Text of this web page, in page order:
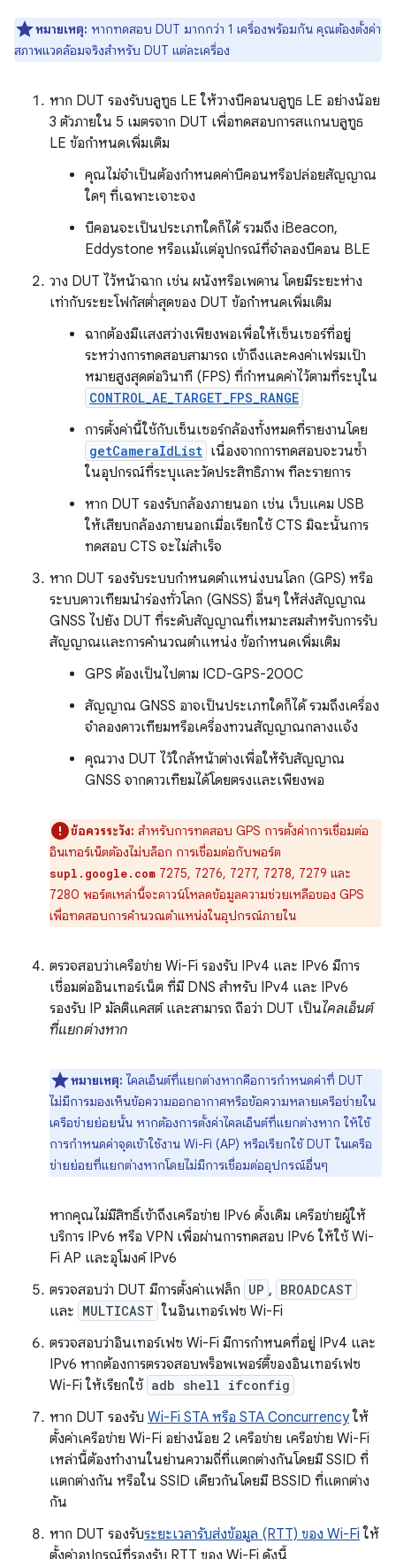
หมายเหตุ: หากทดสอบ DUT มากกว่า 1 เครื่องพร้อมกัน คุณต้องตั้งค่า
สภาพแวดล้อมจริงสำหรับ DUT แต่ละเครื่อง
หาก DUT รองรับบลูทูธ LE ให้วางบีคอนบลูทูธ LE อย่างน้อย
3 ตัวภายใน 5 เมตรจาก DUT เพื่อทดสอบการสแกนบลูทูธ
LE ข้อกำหนดเพิ่มเติม
คุณไม่จำเป็นต้องกำหนดค่าบีคอนหรือปล่อยสัญญาณ
ใดๆ ที่เฉพาะเจาะจง
บีคอนจะเป็นประเภทใดก็ได้ รวมถึง iBeacon,
Eddystone หรือแม้แต่อุปกรณ์ที่จำลองบีคอน BLE
วาง DUT ไว้หน้าฉาก เช่น ผนังหรือเพดาน โดยมีระยะห่าง
เท่ากับระยะโฟกัสต่ำสุดของ DUT ข้อกำหนดเพิ่มเติม
ฉากต้องมีแสงสว่างเพียงพอเพื่อให้เซ็นเซอร์ที่อยู่
ระหว่างการทดสอบสามารถ เข้าถึงและคงค่าเฟรมเป้า
หมายสูงสุดต่อวินาที (FPS) ที่กำหนดค่าไว้ตามที่ระบุใน
CONTROL_AE_TARGET_FPS_RANGE
การตั้งค่านี้ใช้กับเซ็นเซอร์กล้องทั้งหมดที่รายงานโดย
getCameraIdList เนื่องจากการทดสอบจะวนซ้ำ
ในอุปกรณ์ที่ระบุและวัดประสิทธิภาพ ทีละรายการ
หาก DUT รองรับกล้องภายนอก เช่น เว็บแคม USB
ให้เสียบกล้องภายนอกเมื่อเรียกใช้ CTS มิฉะนั้นการ
ทดสอบ CTS จะไม่สำเร็จ
หาก DUT รองรับระบบกำหนดตำแหน่งบนโลก (GPS) หรือ
ระบบดาวเทียมนำร่องทั่วโลก (GNSS) อื่นๆ ให้ส่งสัญญาณ
GNSS ไปยัง DUT ที่ระดับสัญญาณที่เหมาะสมสำหรับการรับ
สัญญาณและการคำนวณตำแหน่ง ข้อกำหนดเพิ่มเติม
GPS ต้องเป็นไปตาม ICD-GPS-200C
สัญญาณ GNSS อาจเป็นประเภทใดก็ได้ รวมถึงเครื่อง
จำลองดาวเทียมหรือเครื่องทวนสัญญาณกลางแจ้ง
คุณวาง DUT ไว้ใกล้หน้าต่างเพื่อให้รับสัญญาณ
GNSS จากดาวเทียมได้โดยตรงและเพียงพอ
ข้อควรระวัง: สำหรับการทดสอบ GPS การตั้งค่าการเชื่อมต่อ
อินเทอร์เน็ตต้องไม่บล็อก การเชื่อมต่อกับพอร์ต
supl.google.com 7275, 7276, 7277, 7278, 7279 และ
7280 พอร์ตเหล่านี้จะดาวน์โหลดข้อมูลความช่วยเหลือของ GPS
เพื่อทดสอบการคำนวณตำแหน่งในอุปกรณ์ภายใน
ตรวจสอบว่าเครือข่าย Wi-Fi รองรับ IPv4 และ IPv6 มีการ
เชื่อมต่ออินเทอร์เน็ต ที่มี DNS สำหรับ IPv4 และ IPv6
รองรับ IP มัลติแคสต์ และสามารถ ถือว่า DUT เป็นไคลเอ็นต์
ที่แยกต่างหาก
หมายเหตุ: ไคลเอ็นต์ที่แยกต่างหากคือการกำหนดค่าที่ DUT
ไม่มีการมองเห็นข้อความออกอากาศหรือข้อความหลายเครือข่ายใน
เครือข่ายย่อยนั้น หากต้องการตั้งค่าไคลเอ็นต์ที่แยกต่างหาก ให้ใช้
การกำหนดค่าจุดเข้าใช้งาน Wi-Fi (AP) หรือเรียกใช้ DUT ในเครือ
ข่ายย่อยที่แยกต่างหากโดยไม่มีการเชื่อมต่ออุปกรณ์อื่นๆ
หากคุณไม่มีสิทธิ์เข้าถึงเครือข่าย IPv6 ดั้งเดิม เครือข่ายผู้ให้
บริการ IPv6 หรือ VPN เพื่อผ่านการทดสอบ IPv6 ให้ใช้ Wi-
Fi AP และอุโมงค์ IPv6
ตรวจสอบว่า DUT มีการตั้งค่าแฟล็ก UP , BROADCAST
และ MULTICAST ในอินเทอร์เฟซ Wi-Fi
ตรวจสอบว่าอินเทอร์เฟซ Wi-Fi มีการกำหนดที่อยู่ IPv4 และ
IPv6 หากต้องการตรวจสอบพร็อพเพอร์ตี้ของอินเทอร์เฟซ
Wi-Fi ให้เรียกใช้ adb shell ifconfig
หาก DUT รองรับ Wi-Fi STA หรือ STA Concurrencyให้
ตั้งค่าเครือข่าย Wi-Fi อย่างน้อย 2 เครือข่าย เครือข่าย Wi-Fi
เหล่านี้ต้องทำงานในย่านความถี่ที่แตกต่างกันโดยมี SSID ที่
แตกต่างกัน หรือใน SSID เดียวกันโดยมี BSSID ที่แตกต่าง
กัน
หาก DUT รองรับระยะเวลารับส่งข้อมูล (RTT) ของ Wi-Fi ให้
ตั้งค่าอุปกรณ์ที่รองรับ RTT ของ Wi-Fi ดังนี้